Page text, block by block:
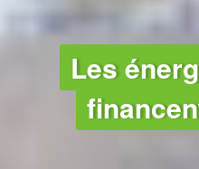
Les